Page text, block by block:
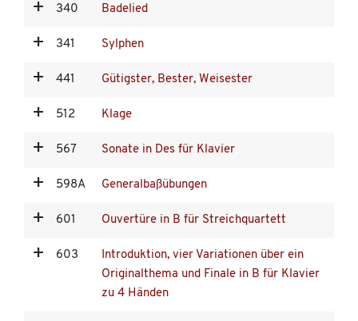
340 Badelied
341 Sylphen
441 Gütigster, Bester, Weisester
512 Klage
567 Sonate in Des für Klavier
598A Generalbaßübungen
601 Ouvertüre in B für Streichquartett
603
Introduktion, vier Variationen über ein
Originalthema und Finale in B für Klavier
zu 4 Händen